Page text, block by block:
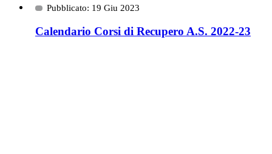
Pubblicato: 19 Giu 2023
Calendario Corsi di Recupero A.S. 2022-23